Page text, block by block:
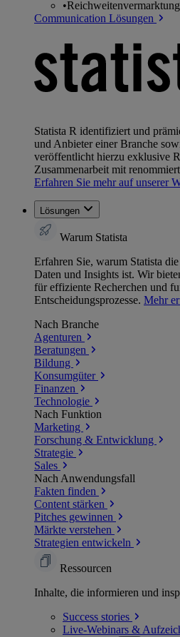
•Reichweitenvermarktung
Communication Lösungen
Statista R identifiziert und
und Anbieter einer Branche
veröffentlicht hierzu exklusive
Zusammenarbeit mit
Erfahren Sie mehr auf unserer
Lösungen
Warum Statista
Erfahren Sie, warum Statista
Daten und Insights ist. Wir
für effiziente Recherchen und
Entscheidungsprozesse. Mehr
Nach Branche
Agenturen
Beratungen
Bildung
Konsumgüter
Finanzen
Technologie
Nach Funktion
Marketing
Forschung & Entwicklung
Strategie
Sales
Nach Anwendungsfall
Fakten finden
Content stärken
Pitches gewinnen
Märkte verstehen
Strategien entwickeln
Ressourcen
Inhalte, die informieren und
Success stories
Live-Webinars &